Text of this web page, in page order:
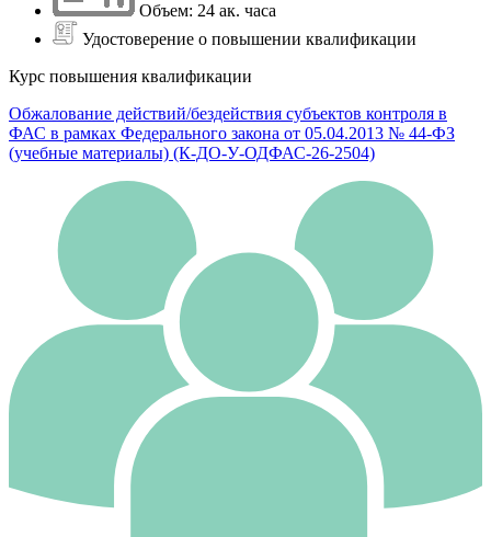
Объем: 24 ак. часа
Удостоверение о повышении квалификации
Курс повышения квалификации
Обжалование действий/бездействия субъектов контроля в
ФАС в рамках Федерального закона от 05.04.2013 № 44-ФЗ
(учебные материалы) (К-ДО-У-ОДФАС-26-2504)